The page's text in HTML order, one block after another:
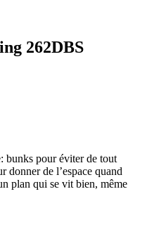
262DBS
bunks pour éviter de tout
donner de l’espace quand
plan qui se vit bien, même